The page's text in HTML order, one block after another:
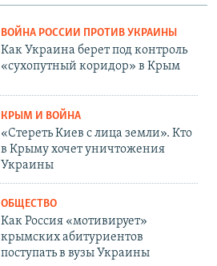
ВОЙНА РОССИИ ПРОТИВ УКРАИНЫ
Как Украина берет под контроль
«сухопутный коридор» в Крым
КРЫМ И ВОЙНА
«Стереть Киев с лица земли». Кто
в Крыму хочет уничтожения
Украины
ОБЩЕСТВО
Как Россия «мотивирует»
крымских абитуриентов
поступать в вузы Украины